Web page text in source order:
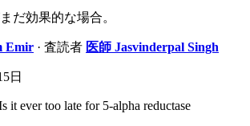
だ効果的な場合。
Emir · 査読者 医師 Jasvinderpal Singh
日